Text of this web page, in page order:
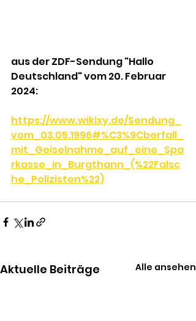
aus der ZDF-Sendung "Hallo
Deutschland" vom 20. Februar
2024:
https://www.wikixy.de/Sendung_
vom_03.05.1996#%C3%9Cberfall_
mit_Geiselnahme_auf_eine_Spa
rkasse_in_Burgthann_(%22Falsc
he_Polizisten%22)
Aktuelle Beiträge Alle ansehen